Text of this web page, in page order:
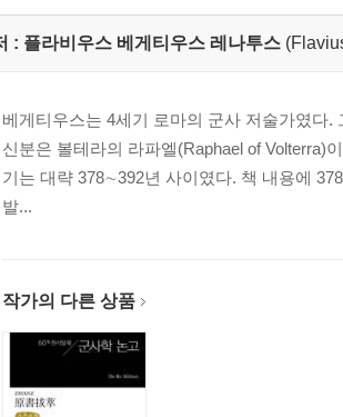
무기
중의 병사들
로마 군단의 조직
과 원군의 차이
군단의 부패 원인
의 직무
: 플라비우스 베게티우스 레나투스
베게티우스는 4세기 로마의 군사 저술가였다
신분은 볼테라의 라파엘(Raphael of Volterra)
기는 대략 378∼392년 사이였다. 책 내용에
발...
작가의 다른 상품